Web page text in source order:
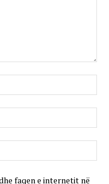
faqen e internetit në